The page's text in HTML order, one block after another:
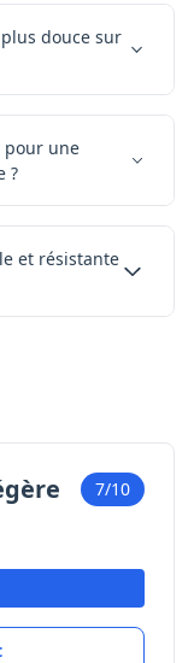
douce sur
pour une
?
et résistante
7/10